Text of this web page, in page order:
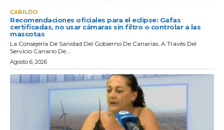
CABILDO
Recomendaciones oficiales para el eclipse: Gafas
certificadas, no usar cámaras sin filtro o controlar a las
mascotas
La Consejería De Sanidad Del Gobierno De Canarias, A Través Del
Servicio Canario De...
Agosto 6, 2026